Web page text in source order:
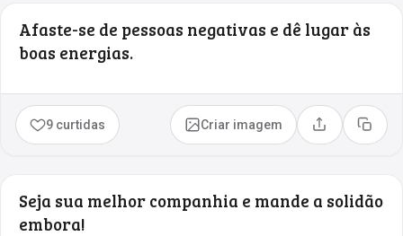
Afaste-se de pessoas negativas e dê lugar às
boas energias.
9 curtidas Criar imagem Compartilhar
Copiar
Seja sua melhor companhia e mande a solidão
embora!